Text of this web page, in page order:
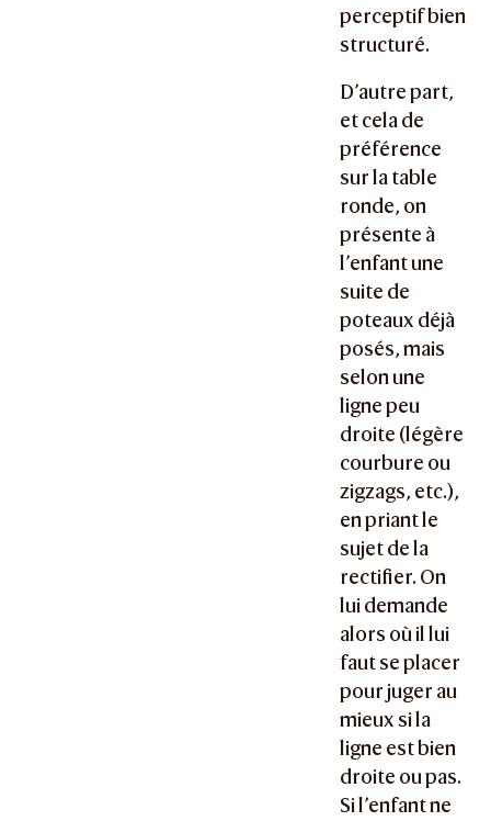
perceptif bien
structuré.
D’autre part,
et cela de
préférence
sur la table
ronde, on
présente à
l’enfant une
suite de
poteaux déjà
posés, mais
selon une
ligne peu
droite (légère
courbure ou
zigzags, etc.),
en priant le
sujet de la
rectifier. On
lui demande
alors où il lui
faut se placer
pour juger au
mieux si la
ligne est bien
droite ou pas.
Si l’enfant ne